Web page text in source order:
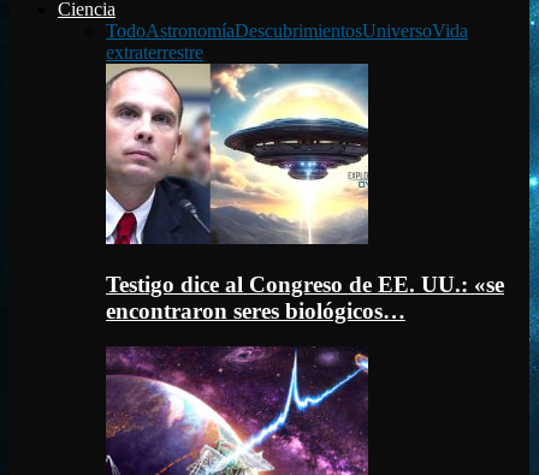
Ciencia
TodoAstronomíaDescubrimientosUniversoVida
extraterrestre
Testigo dice al Congreso de EE. UU.: «se
encontraron seres biológicos…